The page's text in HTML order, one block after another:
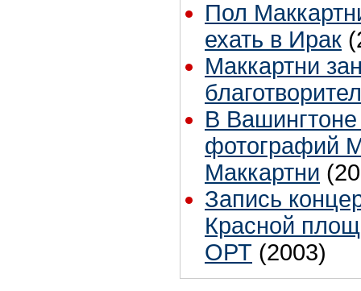
Пол
ехать в Ирак
Маккартни
В
фотографий
Маккартни
Запись
Красной
ОРТ (2003)